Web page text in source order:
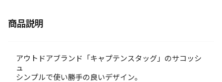
商品説明
アウトドアブランド「キャプテンスタッグ」のサコッシ
ュ
シンプルで使い勝手の良いデザイン。